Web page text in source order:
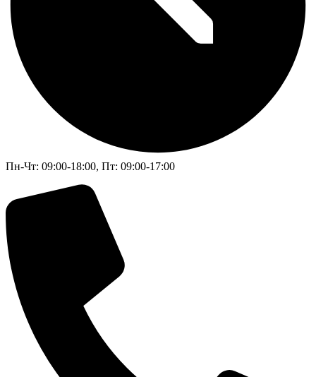
Пн-Чт: 09:00-18:00, Пт: 09:00-17:00